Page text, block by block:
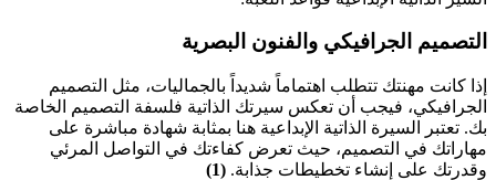
التصميم الجرافيكي والفنون البصرية
إذا كانت مهنتك تتطلب اهتماماً شديداً بالجماليات، مثل التصميم
الجرافيكي، فيجب أن تعكس سيرتك الذاتية فلسفة التصميم الخاصة
بك. تعتبر السيرة الذاتية الإبداعية هنا بمثابة شهادة مباشرة على
مهاراتك في التصميم، حيث تعرض كفاءتك في التواصل المرئي
وقدرتك على إنشاء تخطيطات جذابة. (1)